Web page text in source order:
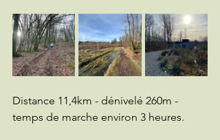
Distance 11,4km - dénivelé 260m -
temps de marche environ 3 heures.